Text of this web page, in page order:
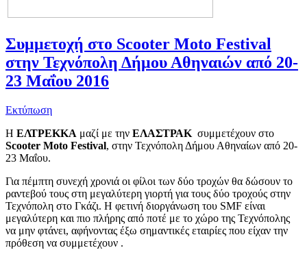
Συμμετοχή στο Scooter Moto Festival
στην Τεχνόπολη Δήμου Αθηναιών από 20-
23 Mαΐου 2016
Εκτύπωση
H ΕΛΤΡΕΚΚΑ μαζί με την ΕΛΑΣΤΡΑΚ συμμετέχουν στο
Scooter Moto Festival, στην Τεχνόπολη Δήμου Αθηναίων από 20-
23 Μαΐου.
Για πέμπτη συνεχή χρονιά οι φίλοι των δύο τροχών θα δώσουν το
ραντεβού τους στη μεγαλύτερη γιορτή για τους δύο τροχούς στην
Τεχνόπολη στο Γκάζι. Η φετινή διοργάνωση του SMF είναι
μεγαλύτερη και πιο πλήρης από ποτέ με το χώρο της Τεχνόπολης
να μην φτάνει, αφήνοντας έξω σημαντικές εταιρίες που είχαν την
πρόθεση να συμμετέχουν .